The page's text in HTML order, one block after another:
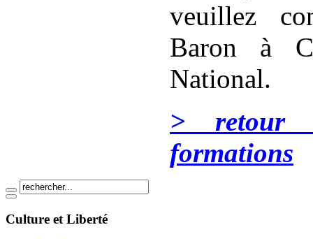
veuillez
Baron à
National.
> retour
formations
Culture et Liberté